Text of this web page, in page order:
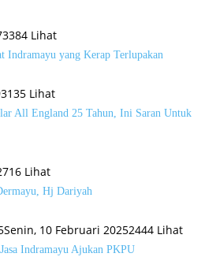
3384 Lihat
Indramayu yang Kerap Terlupakan
3135 Lihat
All England 25 Tahun, Ini Saran Untuk
Lihat
Hj Dariyah
Senin, 10 Februari 20252444 Lihat
Indramayu Ajukan PKPU